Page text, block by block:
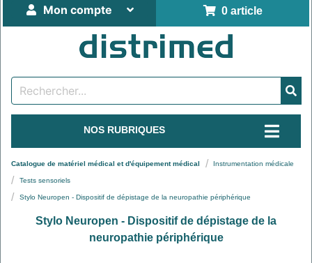
0 article
Mon compte
NOS RUBRIQUES
Catalogue de matériel médical et d'équipement médical Instrumentation médicale
Tests sensoriels
Stylo Neuropen - Dispositif de dépistage de la neuropathie périphérique
Stylo Neuropen - Dispositif de dépistage de la
neuropathie périphérique